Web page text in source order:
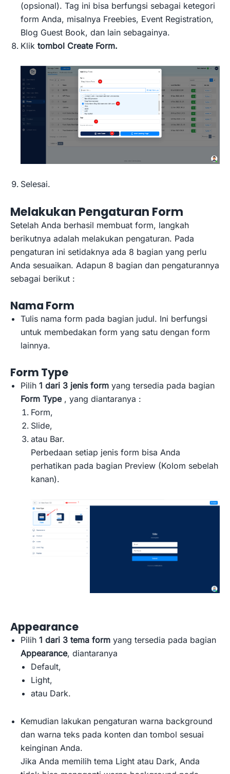
(opsional). Tag ini bisa berfungsi sebagai ketegori
form Anda, misalnya Freebies, Event Registration,
Blog Guest Book, dan lain sebagainya.
Klik tombol Create Form.
Selesai.
Melakukan Pengaturan Form
Setelah Anda berhasil membuat form, langkah
berikutnya adalah melakukan pengaturan. Pada
pengaturan ini setidaknya ada 8 bagian yang perlu
Anda sesuaikan. Adapun 8 bagian dan pengaturannya
sebagai berikut :
Nama Form
Tulis nama form pada bagian judul. Ini berfungsi
untuk membedakan form yang satu dengan form
lainnya.
Form Type
Pilih 1 dari 3 jenis form yang tersedia pada bagian
Form Type , yang diantaranya :
Form,
Slide,
atau Bar.
Perbedaan setiap jenis form bisa Anda
perhatikan pada bagian Preview (Kolom sebelah
kanan).
Appearance
Pilih 1 dari 3 tema form yang tersedia pada bagian
Appearance, diantaranya
Default,
Light,
atau Dark.
Kemudian lakukan pengaturan warna background
dan warna teks pada konten dan tombol sesuai
keinginan Anda.
Jika Anda memilih tema Light atau Dark, Anda